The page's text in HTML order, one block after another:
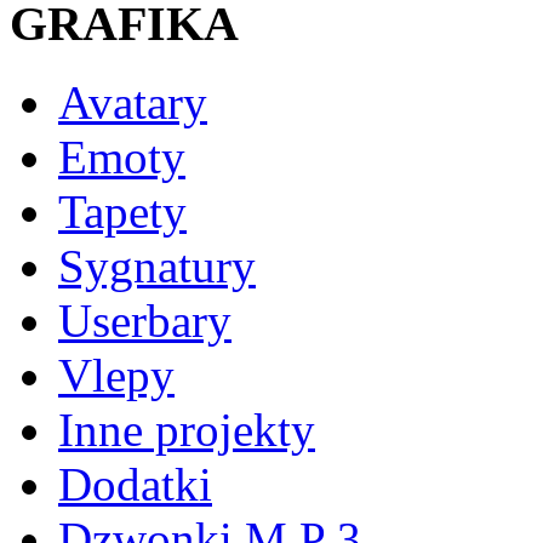
GRAFIKA
Avatary
Emoty
Tapety
Sygnatury
Userbary
Vlepy
Inne projekty
Dodatki